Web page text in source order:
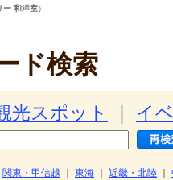
ー 和洋室）
ド検索
光スポット イ
関東・甲信越 東海 近畿・北陸